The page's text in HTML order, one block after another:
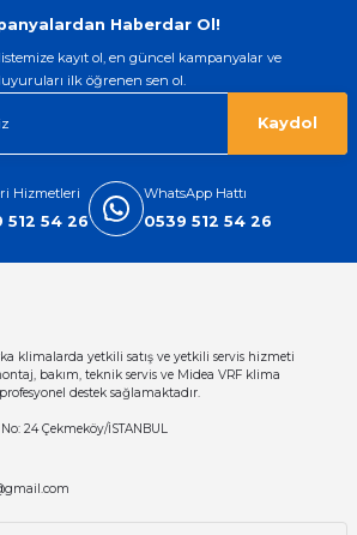
Haberdar Ol!
kayıt ol, en güncel kampanyalar ve
ilk öğrenen sen ol.
Kaydol
Hizmetleri
512 54 26
WhatsApp Hattı
0539 512 54 26
klimalarda yetkili satış ve yetkili servis hizmeti
bakım, teknik servis ve Midea VRF klima
destek sağlamaktadır.
24 Çekmeköy/İSTANBUL